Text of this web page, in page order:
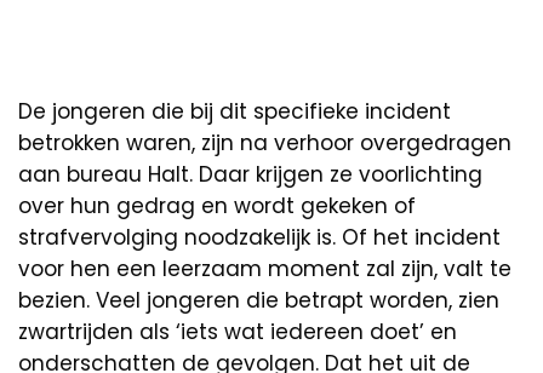
De jongeren die bij dit specifieke incident
betrokken waren, zijn na verhoor overgedragen
aan bureau Halt. Daar krijgen ze voorlichting
over hun gedrag en wordt gekeken of
strafvervolging noodzakelijk is. Of het incident
voor hen een leerzaam moment zal zijn, valt te
bezien. Veel jongeren die betrapt worden, zien
zwartrijden als ‘iets wat iedereen doet’ en
onderschatten de gevolgen. Dat het uit de